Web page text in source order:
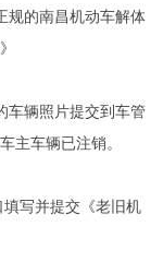
规的南昌机动车解体
车辆照片提交到车管
主车辆已注销。
写并提交《老旧机